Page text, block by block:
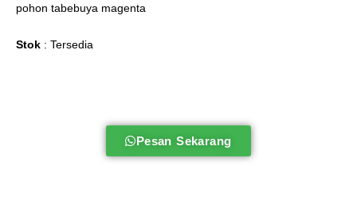
pohon tabebuya magenta
Stok : Tersedia
Pesan Sekarang